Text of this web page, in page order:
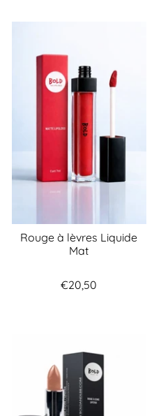
Rouge à lèvres Liquide
Mat
€20,50